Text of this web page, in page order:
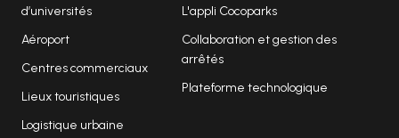
d’universités
Aéroport
Centres commerciaux
Lieux touristiques
Logistique urbaine
L'appli Cocoparks
Collaboration et gestion des
arrêtés
Plateforme technologique